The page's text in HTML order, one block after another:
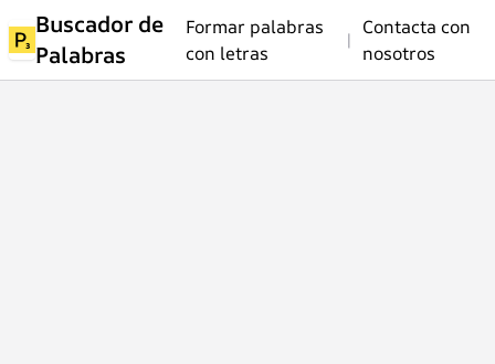
Buscador de
Palabras
Formar palabras
con letras
|
Contacta con
nosotros